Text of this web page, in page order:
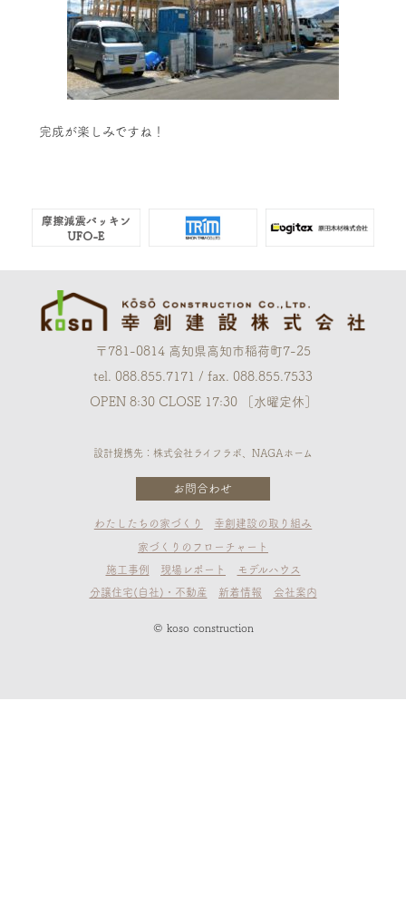
完成が楽しみですね！
〒781-0814 高知県高知市稲荷町7-25
tel. 088.855.7171 / fax. 088.855.7533
OPEN 8:30 CLOSE 17:30 ［水曜定休］
設計提携先：株式会社ライフラボ、NAGAホーム
お問合わせ
わたしたちの家づくり 幸創建設の取り組み
家づくりのフローチャート
施工事例 現場レポート モデルハウス
分譲住宅(自社)・不動産 新着情報 会社案内
© koso construction